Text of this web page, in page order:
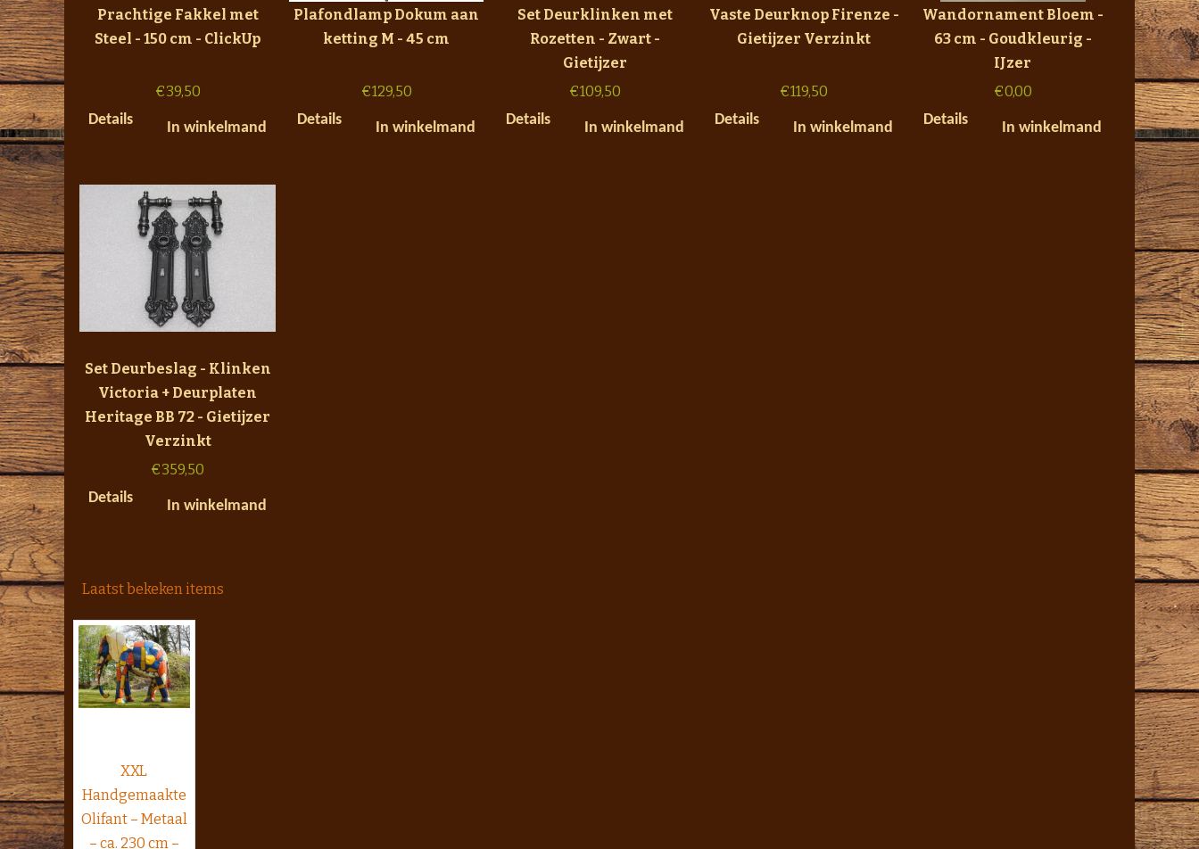
Prachtige Fakkel met
Steel - 150 cm - ClickUp
€39,50
Details
In winkelmand
Plafondlamp Dokum aan
ketting M - 45 cm
€129,50
Details
In winkelmand
Set Deurklinken met
Rozetten - Zwart -
Gietijzer
€109,50
Details
In winkelmand
Vaste Deurknop Firenze -
Gietijzer Verzinkt
€119,50
Details
In winkelmand
Wandornament Bloem -
63 cm - Goudkleurig -
IJzer
€0,00
Details
In winkelmand
Set Deurbeslag - Klinken
Victoria + Deurplaten
Heritage BB 72 - Gietijzer
Verzinkt
€359,50
Details
In winkelmand
Laatst bekeken items
XXL
Handgemaakte
Olifant – Metaal
– ca. 230 cm –